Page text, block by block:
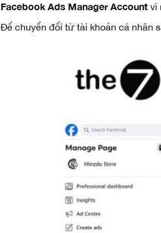
Facebook Ads Manager Account vì
Để chuyển đổi từ tài khoản cá nhân